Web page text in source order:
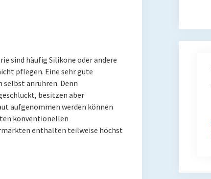
sind häufig Silikone oder andere
pflegen. Eine sehr gute
selbst anrühren. Denn
besitzen aber
aufgenommen werden können
konventionellen
enthalten teilweise höchst